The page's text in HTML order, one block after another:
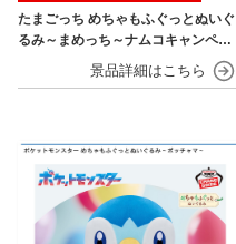
たまごっち めちゃもふぐっとぬいぐ
るみ～まめっち～ナムコキャンペー